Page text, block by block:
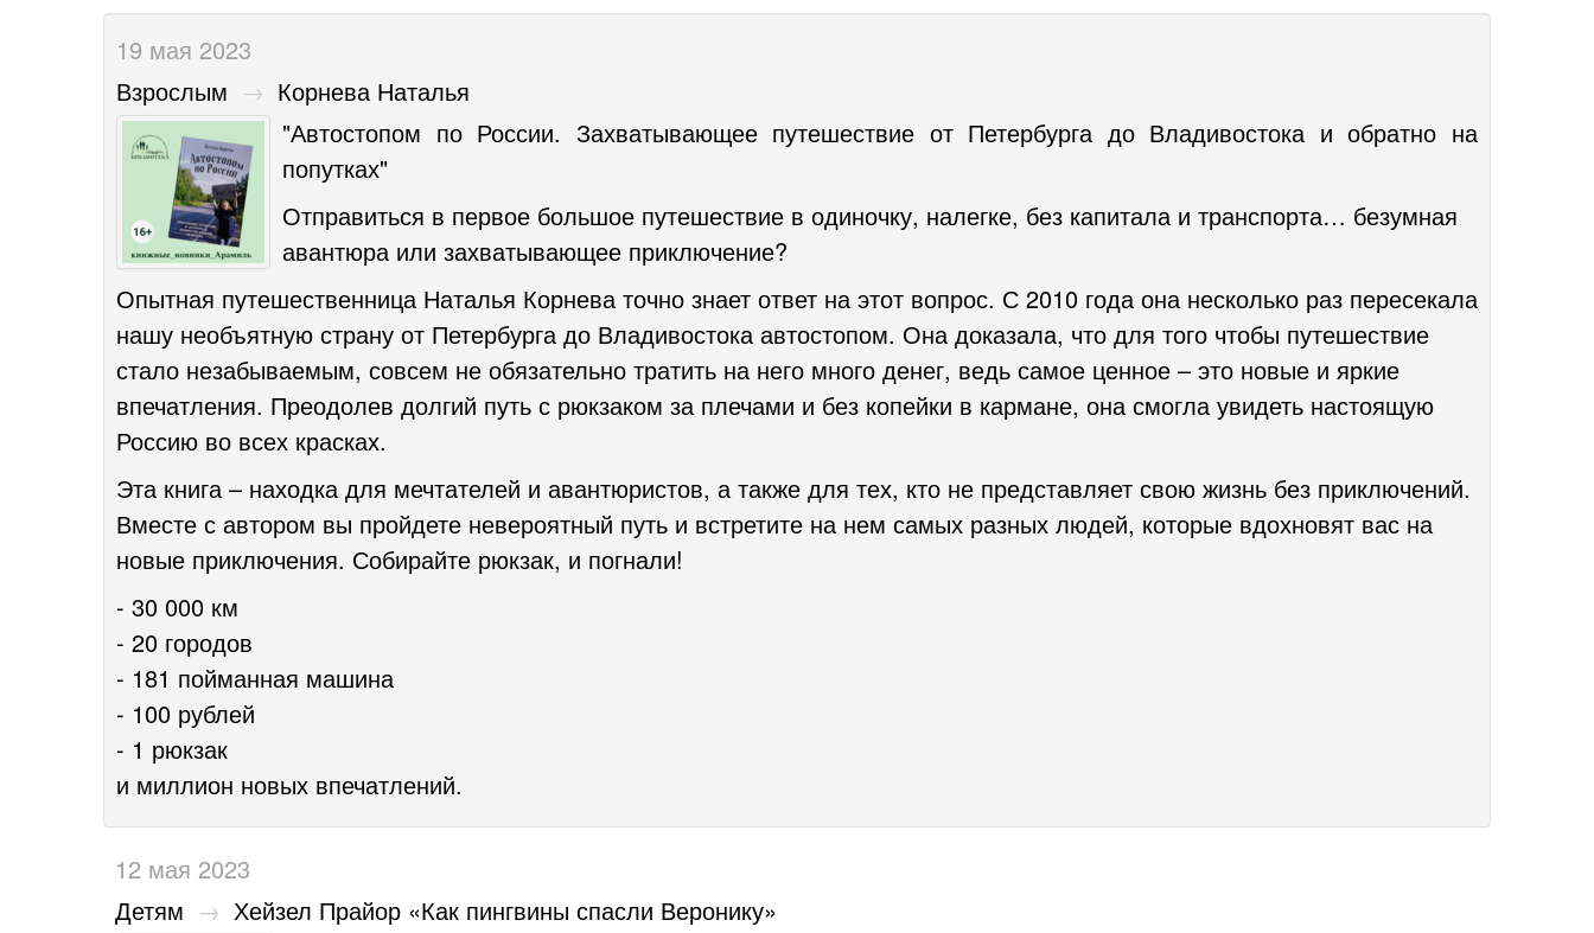
19 мая 2023
Взрослым → Корнева Наталья
"Автостопом по России. Захватывающее путешествие от Петербурга до Владивостока и обратно на
попутках"
Отправиться в первое большое путешествие в одиночку, налегке, без капитала и транспорта… безумная
авантюра или захватывающее приключение?
Опытная путешественница Наталья Корнева точно знает ответ на этот вопрос. С 2010 года она несколько раз пересекала
нашу необъятную страну от Петербурга до Владивостока автостопом. Она доказала, что для того чтобы путешествие
стало незабываемым, совсем не обязательно тратить на него много денег, ведь самое ценное – это новые и яркие
впечатления. Преодолев долгий путь с рюкзаком за плечами и без копейки в кармане, она смогла увидеть настоящую
Россию во всех красках.
Эта книга – находка для мечтателей и авантюристов, а также для тех, кто не представляет свою жизнь без приключений.
Вместе с автором вы пройдете невероятный путь и встретите на нем самых разных людей, которые вдохновят вас на
новые приключения. Собирайте рюкзак, и погнали!
- 30 000 км
- 20 городов
- 181 пойманная машина
- 100 рублей
- 1 рюкзак
и миллион новых впечатлений.
12 мая 2023
Детям → Хейзел Прайор «Как пингвины спасли Веронику»